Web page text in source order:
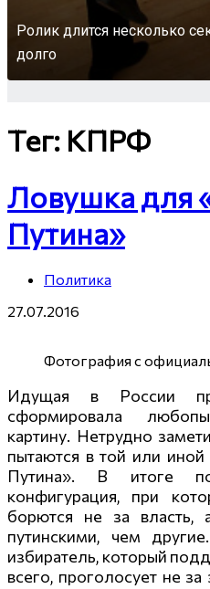
Ролик длится несколько
долго
Тег: КПРФ
Ловушка для
Путина»
Политика
27.07.2016
Фотография с
Идущая в России
сформировала
картину. Нетрудно
пытаются в той или
Путина». В итоге
конфигурация, при
борются не за власть,
путинскими, чем
избиратель, который
всего, проголосует не